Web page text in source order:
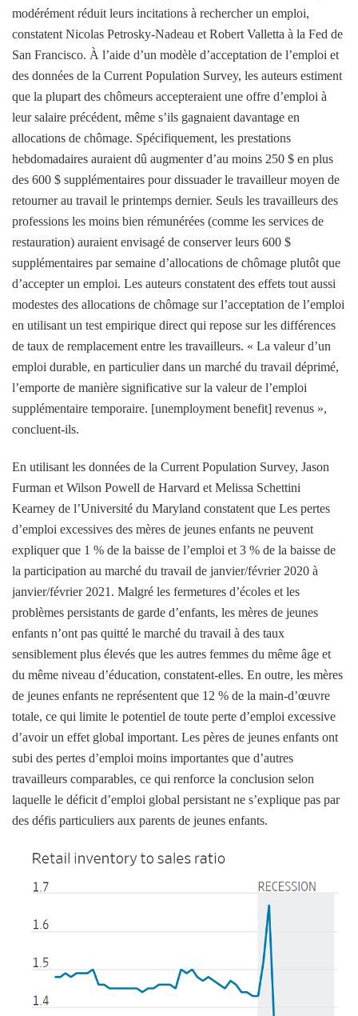
modérément réduit leurs incitations à rechercher un emploi,
constatent Nicolas Petrosky-Nadeau et Robert Valletta à la Fed de
San Francisco. À l’aide d’un modèle d’acceptation de l’emploi et
des données de la Current Population Survey, les auteurs estiment
que la plupart des chômeurs accepteraient une offre d’emploi à
leur salaire précédent, même s’ils gagnaient davantage en
allocations de chômage. Spécifiquement, les prestations
hebdomadaires auraient dû augmenter d’au moins 250 $ en plus
des 600 $ supplémentaires pour dissuader le travailleur moyen de
retourner au travail le printemps dernier. Seuls les travailleurs des
professions les moins bien rémunérées (comme les services de
restauration) auraient envisagé de conserver leurs 600 $
supplémentaires par semaine d’allocations de chômage plutôt que
d’accepter un emploi. Les auteurs constatent des effets tout aussi
modestes des allocations de chômage sur l’acceptation de l’emploi
en utilisant un test empirique direct qui repose sur les différences
de taux de remplacement entre les travailleurs. « La valeur d’un
emploi durable, en particulier dans un marché du travail déprimé,
l’emporte de manière significative sur la valeur de l’emploi
supplémentaire temporaire. [unemployment benefit] revenus »,
concluent-ils.
En utilisant les données de la Current Population Survey, Jason
Furman et Wilson Powell de Harvard et Melissa Schettini
Kearney de l’Université du Maryland constatent que Les pertes
d’emploi excessives des mères de jeunes enfants ne peuvent
expliquer que 1 % de la baisse de l’emploi et 3 % de la baisse de
la participation au marché du travail de janvier/février 2020 à
janvier/février 2021 . Malgré les fermetures d’écoles et les
problèmes persistants de garde d’enfants, les mères de jeunes
enfants n’ont pas quitté le marché du travail à des taux
sensiblement plus élevés que les autres femmes du même âge et
du même niveau d’éducation, constatent-elles. En outre, les mères
de jeunes enfants ne représentent que 12 % de la main-d’œuvre
totale, ce qui limite le potentiel de toute perte d’emploi excessive
d’avoir un effet global important. Les pères de jeunes enfants ont
subi des pertes d’emploi moins importantes que d’autres
travailleurs comparables, ce qui renforce la conclusion selon
laquelle le déficit d’emploi global persistant ne s’explique pas par
des défis particuliers aux parents de jeunes enfants.